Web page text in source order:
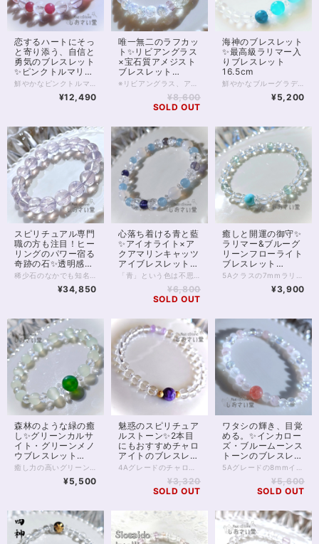
恋するハートにそっ
と寄り添う、自信と
勇気のブレスレット
✨ピンクトルマリン
16.5cm
¥12,490
唯一無二のラフカッ
ト✨リビアングラス
×宝石質アメジスト
ブレスレット
16.5cm
¥8,600
SOLD OUT
海神のブレスレット
✨最高級ラリマー入
りブレスレット
16.5cm
¥5,200
スピリチュアル専門
職の方も注目！ヒー
リングのパワー宿る
奇跡の石✨透明感抜
群4Aclassスコロラ
¥34,850
心落ち着ける青と藍
✨アイオライト×ア
クアマリンキャッツ
アイブレスレット
16.5cm
¥6,800
SOLD OUT
癒しと開運の御守✨
ラリマー&ブルーグ
リーンフローライト
ブレスレット
16.5cm
¥3,900
森林のような緑の癒
し✨グリーンカルサ
イト・グリーンメノ
ウブレスレット
16.5cm
¥5,500
魅惑のスピリチュア
ルストーン✨2本目
にもおすすめチャロ
アイトのブレスレッ
ト16.5cm
¥3,320
SOLD OUT
ワタシの輝き、目覚
める。✨インカロー
ズ・ブルームーンス
トーンのブレスレッ
ト16.5cm
¥5,600
SOLD OUT